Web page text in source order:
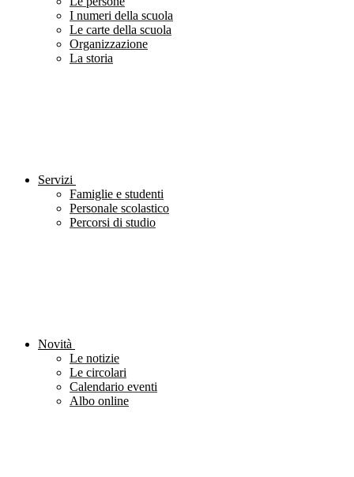
I numeri della scuola
Le carte della scuola
Organizzazione
La storia
Servizi
Famiglie e studenti
Personale scolastico
Percorsi di studio
Novità
Le notizie
Le circolari
Calendario eventi
Albo online